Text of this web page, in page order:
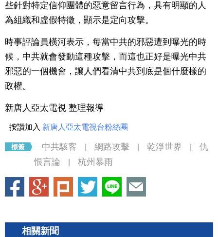
些針對特定信仰團體的惡意留言行為，具有明顯的人
為組織和虛假特徵，顯示是定向攻擊。
時事評論員橫河表示，每當中共的邪惡遭到曝光的時
候，中共就會發動這種攻擊，而這也正好是曝光中共
邪惡的一個機會，讓人們看清中共到底是個什麼樣的
政權。
新唐人亞太電視 整理報導
按讚加入 新唐人亞太電視台粉絲團
中共駭客 網路攻擊 乾淨世界
仇
恨言論
杭州暴雨
相關新聞